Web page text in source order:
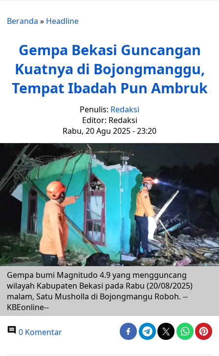
Beranda » Headline
Gempa Bekasi Guncangan
Kuatnya di Bojongmanggu,
Tempat Ibadah Pun Ambruk
Penulis: Redaksi
Editor: Redaksi
Rabu, 20 Agu 2025 - 23:20
Gempa bumi Magnitudo 4.9 yang mengguncang
wilayah Kabupaten Bekasi pada Rabu (20/08/2025)
malam, Satu Musholla di Bojongmangu Roboh. --
KBEonline--
0 Komentar